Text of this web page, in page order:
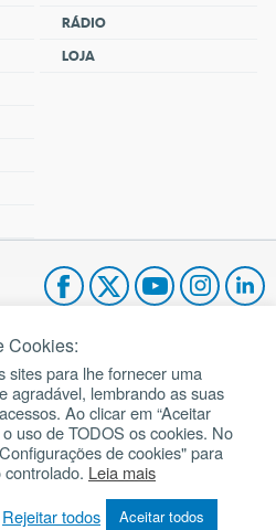
RÁDIO
LOJA
Paulo II
Cookies:
sites para lhe fornecer uma
agradável, lembrando as suas
Ao clicar em “Aceitar
uso de TODOS os cookies. No
de cookies" para
Leia mais
Rejeitar todos Aceitar todos